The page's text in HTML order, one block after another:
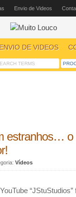
Envio de Videos
ENVIO DE VIDEOS
estranhos… o
Vídeos
“JStuStudios”